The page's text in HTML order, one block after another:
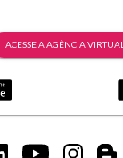
ACESSE A AGÊNCIA VIRTUAL